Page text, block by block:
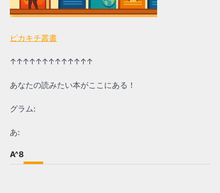
ピカキチ叢書
↑↑↑↑↑↑↑↑↑↑↑↑↑
あなたの読みたい本がここにある！
グラム:
あ:
A^8